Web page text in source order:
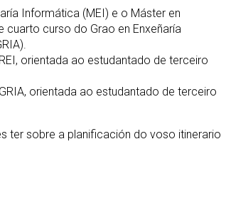
Informática (MEI) e o Máster en
cuarto curso do Grao en Enxeñaría
orientada ao estudantado de terceiro
orientada ao estudantado de terceiro
ter sobre a planificación do voso itinerario